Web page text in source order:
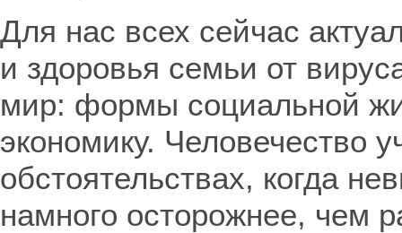
Для нас всех сейчас
и здоровья семьи от
мир: формы социальной
экономику. Человечество
обстоятельствах, когда
намного осторожнее, чем